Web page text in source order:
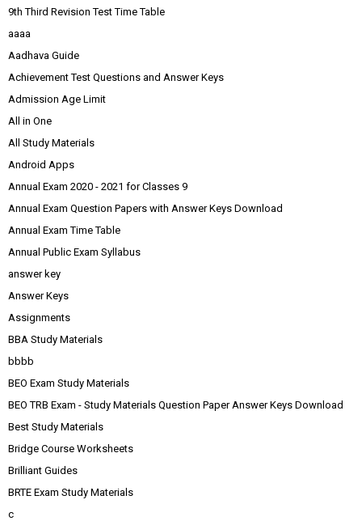
9th Third Revision Test Time Table
aaaa
Aadhava Guide
Achievement Test Questions and Answer Keys
Admission Age Limit
All in One
All Study Materials
Android Apps
Annual Exam 2020 - 2021 for Classes 9
Annual Exam Question Papers with Answer Keys Download
Annual Exam Time Table
Annual Public Exam Syllabus
answer key
Answer Keys
Assignments
BBA Study Materials
bbbb
BEO Exam Study Materials
BEO TRB Exam - Study Materials Question Paper Answer Keys Download
Best Study Materials
Bridge Course Worksheets
Brilliant Guides
BRTE Exam Study Materials
c